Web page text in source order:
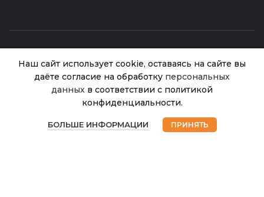
Интернет магазин Успех. ИП Хрипунов Сергей
Александрович
Наш сайт использует cookie, оставаясь на сайте вы
даёте согласие на обработку персональных
данных в соответствии с политикой
конфиденциальности.
БОЛЬШЕ ИНФОРМАЦИИ ПРИНЯТЬ
Одесский (Гавриш)
0,5г Уд.С.
32.00₽
Нет в
Магазин Избранное Корзина Мой аккаунт